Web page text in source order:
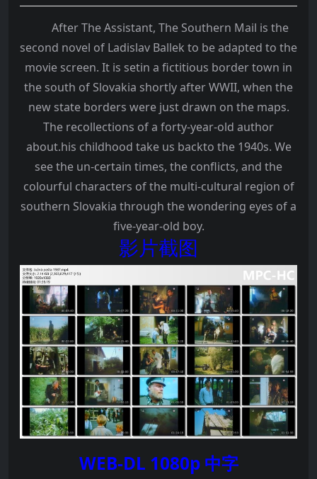
After The Assistant, The Southern Mail is the
second novel of Ladislav Ballek to be adapted to the
movie screen. It is setin a fictitious border town in
the south of Slovakia shortly after WWII, when the
new state borders were just drawn on the maps.
The recollections of a forty-year-old author
about.his childhood take us backto the 1940s. We
see the un-certain times, the conflicts, and the
colourful characters of the multi-cultural region of
southern Slovakia through the wondering eyes of a
five-year-old boy.
影片截图
WEB-DL 1080p 中字